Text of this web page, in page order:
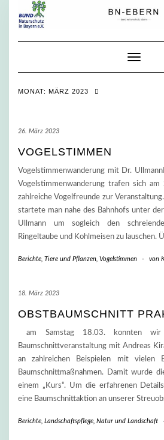
content
Toggle
MONAT: MÄRZ 2023
26. März 2023
VOGELSTIMMEN
Vogelstimmenwanderung mit Dr.
Vogelstimmenwanderung trafen sich
zahlreiche Vogelfreunde zur
startete man nahe des Bahnhofs unter
Ullmann um sogleich den
Ringeltaube und Kohlmeisen zu lauschen.
Berichte Tiere und Pflanzen Vogelstimmen - von
18. März 2023
OBSTBAUMSCHNITT
am Samstag 18.03. konnten wir
Baumschnittveranstaltung mit Andreas
an zahlreichen Beispielen mit vielen
Baumschnittmaßnahmen. Damit wurde
einem „Kurs“. Um die erfahrenen
eine Baumschnittaktion an unserer
Berichte Landschaftspflege Natur und Landschaft